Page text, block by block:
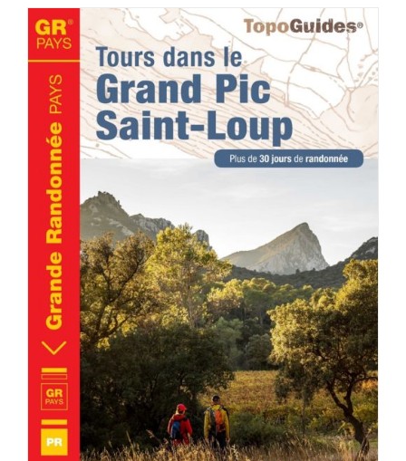
ACHETER LE PRODUIT / DÉTAILS